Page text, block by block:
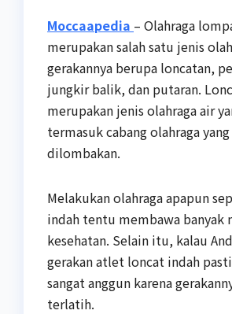
Moccaapedia – Olahraga
merupakan salah satu jenis
gerakannya berupa loncatan,
jungkir balik, dan putaran.
merupakan jenis olahraga air
termasuk cabang olahraga yang
dilombakan.
Melakukan olahraga apapun
indah tentu membawa banyak
kesehatan. Selain itu, kalau
gerakan atlet loncat indah
sangat anggun karena
terlatih.